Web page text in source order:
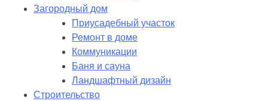
Загородный дом
Приусадебный участок
Ремонт в доме
Коммуникации
Баня и сауна
Ландшафтный дизайн
Строительство